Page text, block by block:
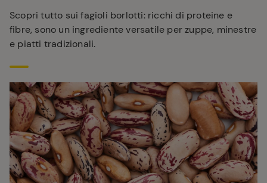
Scopri tutto sui fagioli borlotti: ricchi di proteine e
fibre, sono un ingrediente versatile per zuppe, minestre
e piatti tradizionali.